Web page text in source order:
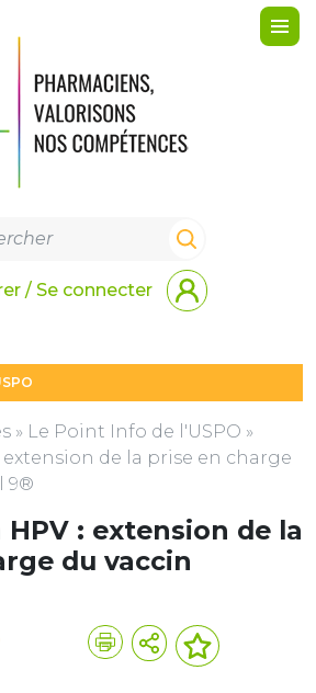
/ Se connecter
» Le Point Info de l'USPO »
extension de la prise en charge
9®
: extension de la
du vaccin